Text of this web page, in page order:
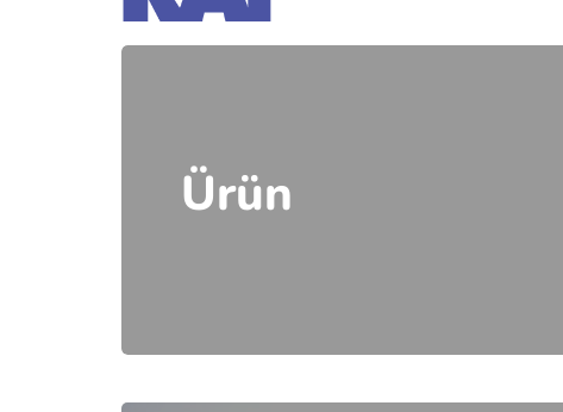
Ürün